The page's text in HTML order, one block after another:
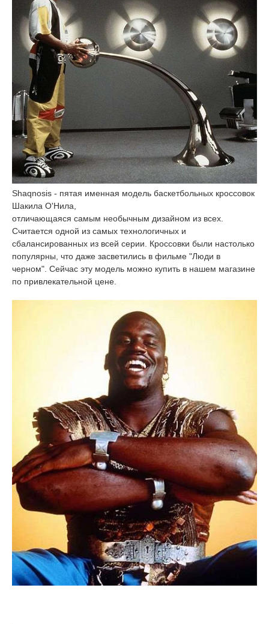
Shaqnosis - пятая именная модель баскетбольных кроссовок
Шакила О'Нила,
отличающаяся самым необычным дизайном из всех.
Считается одной из самых технологичных и
сбалансированных из всей серии. Кроссовки были настолько
популярны, что даже засветились в фильме "Люди в
черном". Сейчас эту модель можно купить в нашем магазине
по привлекательной цене.